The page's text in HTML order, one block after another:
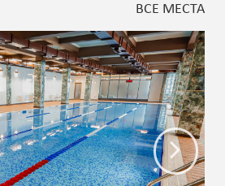
ВСЕ МЕСТА